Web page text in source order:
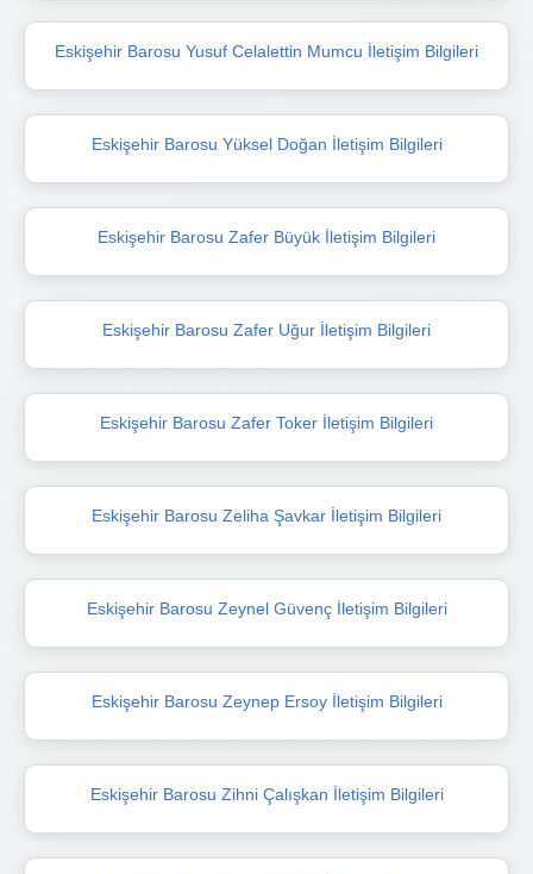
Eskişehir Barosu Yusuf Celalettin Mumcu İletişim Bilgileri
Eskişehir Barosu Yüksel Doğan İletişim Bilgileri
Eskişehir Barosu Zafer Büyük İletişim Bilgileri
Eskişehir Barosu Zafer Uğur İletişim Bilgileri
Eskişehir Barosu Zafer Toker İletişim Bilgileri
Eskişehir Barosu Zeliha Şavkar İletişim Bilgileri
Eskişehir Barosu Zeynel Güvenç İletişim Bilgileri
Eskişehir Barosu Zeynep Ersoy İletişim Bilgileri
Eskişehir Barosu Zihni Çalışkan İletişim Bilgileri